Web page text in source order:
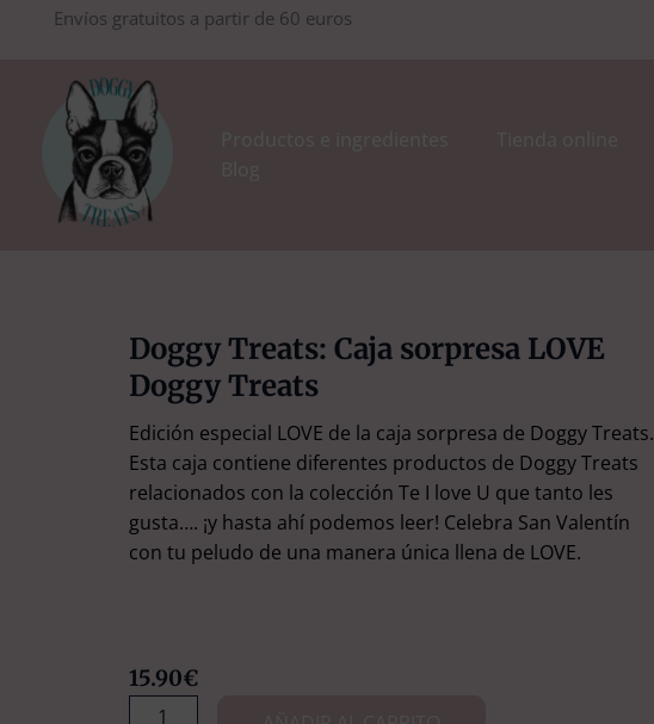
Envíos gratuitos a partir de 60 euros
Doggy Treats: Caja sorpresa LOVE
Doggy Treats
Edición especial LOVE de la caja sorpresa de Doggy Treats.
Esta caja contiene diferentes productos de Doggy Treats
relacionados con la colección Te I love U que tanto les
gusta…. ¡y hasta ahí podemos leer! Celebra San Valentín
con tu peludo de una manera única llena de LOVE.
15.90€
Doggy